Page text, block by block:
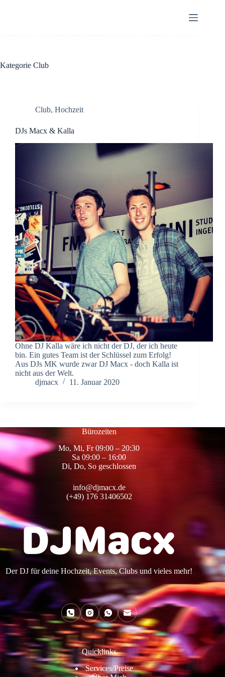
Kategorie Club
Club, Hochzeit
DJs Macx & Kalla
Ohne DJ Kalla wäre ich nicht der DJ, der ich heute
bin. Ein gutes Team ist der Schlüssel zum Erfolg!
Aus DJs MK wurde zwar DJ Macx - doch Kalla ist
nicht aus der Welt.
djmacx
11. Januar 2020
Bürozeiten
Mo, Mi, Fr 09:00 – 20:30
Sa 09:00 – 16:00
Di, Do, So geschlossen
info@djmacx.de
(+49) 176 31406502
Der DJ für deine Hochzeit, Events, Clubs und vieles mehr!
Quicklinks
Services/Preise